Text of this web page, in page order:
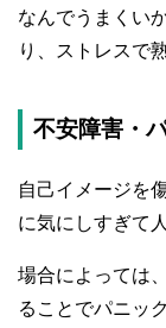
なんでうまくい
り、ストレスで
不安障害・
自己イメージを
に気にしすぎて
場合によっては
ることでパニッ